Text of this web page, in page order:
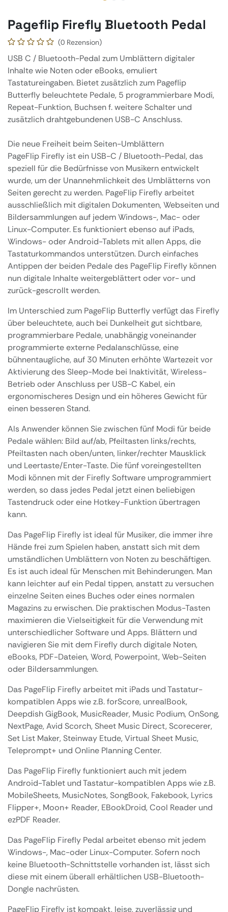
Pageflip Firefly Bluetooth Pedal
(0 Rezension)
USB C / Bluetooth-Pedal zum Umblättern digitaler
Inhalte wie Noten oder eBooks, emuliert
Tastatureingaben. Bietet zusätzlich zum Pageflip
Butterfly beleuchtete Pedale, 5 programmierbare Modi,
Repeat-Funktion, Buchsen f. weitere Schalter und
zusätzlich drahtgebundenen USB-C Anschluss.
Die neue Freiheit beim Seiten-Umblättern
PageFlip Firefly ist ein USB-C / Bluetooth-Pedal, das
speziell für die Bedürfnisse von Musikern entwickelt
wurde, um der Unannehmlichkeit des Umblätterns von
Seiten gerecht zu werden. PageFlip Firefly arbeitet
ausschließlich mit digitalen Dokumenten, Webseiten und
Bildersammlungen auf jedem Windows-, Mac- oder
Linux-Computer. Es funktioniert ebenso auf iPads,
Windows- oder Android-Tablets mit allen Apps, die
Tastaturkommandos unterstützen. Durch einfaches
Antippen der beiden Pedale des PageFlip Firefly können
nun digitale Inhalte weitergeblättert oder vor- und
zurück-gescrollt werden.
Im Unterschied zum PageFlip Butterfly verfügt das Firefly
über beleuchtete, auch bei Dunkelheit gut sichtbare,
programmierbare Pedale, unabhängig voneinander
programmierte externe Pedalanschlüsse, eine
bühnentaugliche, auf 30 Minuten erhöhte Wartezeit vor
Aktivierung des Sleep-Mode bei Inaktivität, Wireless-
Betrieb oder Anschluss per USB-C Kabel, ein
ergonomischeres Design und ein höheres Gewicht für
einen besseren Stand.
Als Anwender können Sie zwischen fünf Modi für beide
Pedale wählen: Bild auf/ab, Pfeiltasten links/rechts,
Pfeiltasten nach oben/unten, linker/rechter Mausklick
und Leertaste/Enter-Taste. Die fünf voreingestellten
Modi können mit der Firefly Software umprogrammiert
werden, so dass jedes Pedal jetzt einen beliebigen
Tastendruck oder eine Hotkey-Funktion übertragen
kann.
Das PageFlip Firefly ist ideal für Musiker, die immer ihre
Hände frei zum Spielen haben, anstatt sich mit dem
umständlichen Umblättern von Noten zu beschäftigen.
Es ist auch ideal für Menschen mit Behinderungen. Man
kann leichter auf ein Pedal tippen, anstatt zu versuchen
einzelne Seiten eines Buches oder eines normalen
Magazins zu erwischen. Die praktischen Modus-Tasten
maximieren die Vielseitigkeit für die Verwendung mit
unterschiedlicher Software und Apps. Blättern und
navigieren Sie mit dem Firefly durch digitale Noten,
eBooks, PDF-Dateien, Word, Powerpoint, Web-Seiten
oder Bildersammlungen.
Das PageFlip Firefly arbeitet mit iPads und Tastatur-
kompatiblen Apps wie z.B. forScore, unrealBook,
Deepdish GigBook, MusicReader, Music Podium, OnSong,
NextPage, Avid Scorch, Sheet Music Direct, Scorecerer,
Set List Maker, Steinway Etude, Virtual Sheet Music,
Teleprompt+ und Online Planning Center.
Das PageFlip Firefly funktioniert auch mit jedem
Android-Tablet und Tastatur-kompatiblen Apps wie z.B.
MobileSheets, MusicNotes, SongBook, Fakebook, Lyrics
Flipper+, Moon+ Reader, EBookDroid, Cool Reader und
ezPDF Reader.
Das PageFlip Firefly Pedal arbeitet ebenso mit jedem
Windows-, Mac-oder Linux-Computer. Sofern noch
keine Bluetooth-Schnittstelle vorhanden ist, lässt sich
diese mit einem überall erhältlichen USB-Bluetooth-
Dongle nachrüsten.
PageFlip Firefly ist kompakt, leise, zuverlässig und